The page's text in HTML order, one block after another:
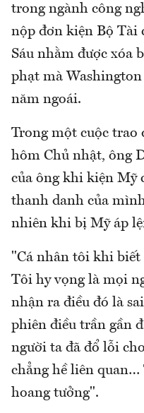
trong ngành công
nộp đơn kiện Bộ
Sáu nhằm được xóa
phạt mà
năm ngoái.
Trong một cuộc trao
hôm Chủ nhật, ông
của ông khi kiện Mỹ
thanh danh của
nhiên khi bị Mỹ áp
"Cá nhân tôi khi biết
Tôi hy vọng là mọi
nhận ra điều đó là
phiên điều trần gần
người ta đã đổ lỗi
chẳng hề liên quan…
hoang tưởng".